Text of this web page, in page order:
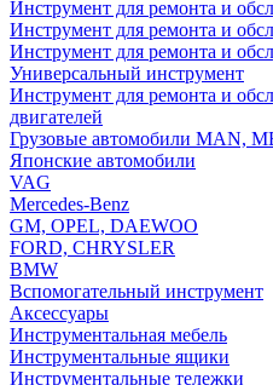
Инструмент для ремонта и
Инструмент для ремонта и
Инструмент для ремонта и
Универсальный инструмент
Инструмент для ремонта и
двигателей
Грузовые автомобили MAN,
Японские автомобили
VAG
Mercedes-Benz
GM, OPEL, DAEWOO
FORD, CHRYSLER
BMW
Вспомогательный инструмент
Аксессуары
Инструментальная мебель
Инструментальные ящики
Инструментальные тележки